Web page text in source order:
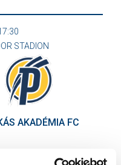
STADION
AKADÉMIA FC